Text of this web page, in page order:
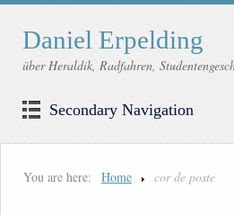
Daniel Erpelding
über Heraldik, Radfahren,
Secondary Navigation
You are here: Home cor de poste